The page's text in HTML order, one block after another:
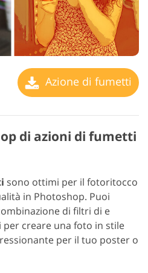
Azione di fumetti
di azioni di fumetti
sono ottimi per il fotoritocco
in Photoshop. Puoi
di filtri di e
creare una foto in stile
per il tuo poster o